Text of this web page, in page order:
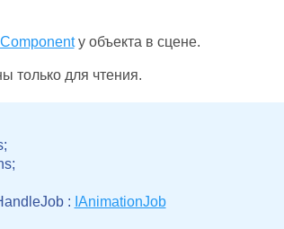
Componentу объекта в сцене.
только для чтения.
: IAnimationJob